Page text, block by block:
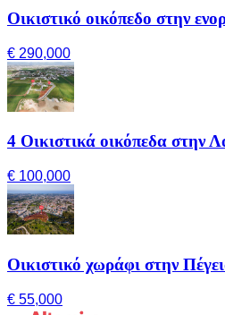
Οικιστικό οικόπεδο στην
€ 290,000
4 Οικιστικά οικόπεδα στην
€ 100,000
Οικιστικό χωράφι στην
€ 55,000